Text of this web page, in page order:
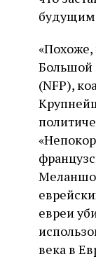
будущим
Большой
(NFP),
евреи
века в